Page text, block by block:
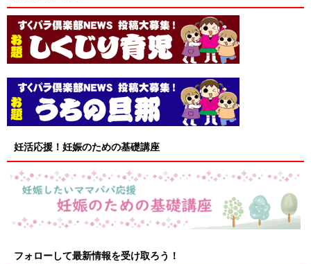
妊活応援！妊娠のための基礎講座
フォローして最新情報を受け取ろう！